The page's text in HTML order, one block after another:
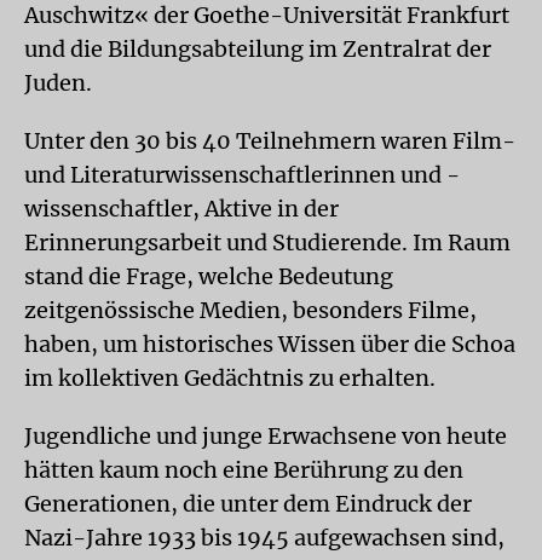
Auschwitz« der Goethe-Universität Frankfurt
und die Bildungsabteilung im Zentralrat der
Juden.
Unter den 30 bis 40 Teilnehmern waren Film-
und Literaturwissenschaftlerinnen und -
wissenschaftler, Aktive in der
Erinnerungsarbeit und Studierende. Im Raum
stand die Frage, welche Bedeutung
zeitgenössische Medien, besonders Filme,
haben, um historisches Wissen über die Schoa
im kollektiven Gedächtnis zu erhalten.
Jugendliche und junge Erwachsene von heute
hätten kaum noch eine Berührung zu den
Generationen, die unter dem Eindruck der
Nazi-Jahre 1933 bis 1945 aufgewachsen sind,